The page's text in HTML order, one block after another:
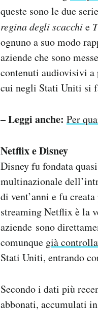
queste sono le due serie
regina degli scacchie
ognuno a suo modo
aziende che sono
contenuti audiovisivi a
cui negli Stati Uniti si
– Leggi anche: Per
Netflix e Disney
Disney fu fondata
multinazionale
di vent’anni e fu
streaming Netflix è la
aziende sono
comunque già
Stati Uniti, entrando
Secondo i dati più
abbonati, accumulati